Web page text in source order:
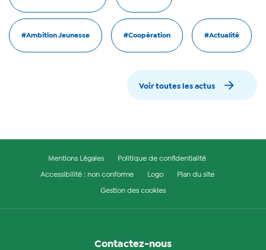
#Ambition Jeunesse #Coopération #Actualité
Voir toutes les actus
Mentions Légales Politique de confidentialité
Accessibilité : non conforme Logo Plan du site
Gestion des cookies
Contactez-nous